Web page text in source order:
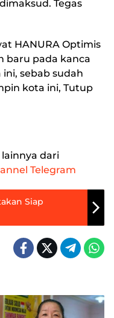
Tegas
HANURA Optimis
baru pada kanca
sebab sudah
kota ini, Tutup
dari
Telegram
Siap